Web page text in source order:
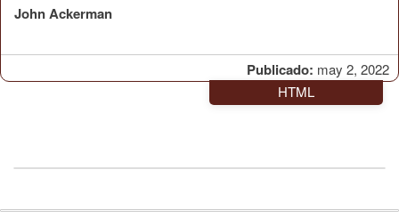
Publicado: may 2, 2022
John Ackerman
HTML